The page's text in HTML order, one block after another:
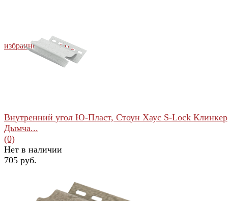
избранное сравнить
Внутренний угол Ю-Пласт, Стоун Хаус S-Lock
Дымча...
(0)
Нет в наличии
705 руб.